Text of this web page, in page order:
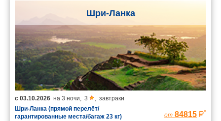
Шри-Ланка
с 03.10.2026 на 3 ночи, 3 , завтраки
Шри-Ланка (прямой перелёт/
гарантированные места/багаж 23 кг)
от 84815 *